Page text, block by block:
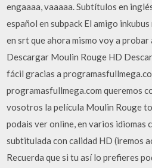
engaaaa, vaaaaa. Subtítulos en
español en subpack El amigo
en srt que ahora mismo voy a probar
Descargar Moulin Rouge HD
fácil gracias a
programasfullmega.com queremos
vosotros la película Moulin Rouge
podais ver online, en varios idiomas
subtitulada con calidad HD (iremos
Recuerda que si tu así lo prefieres